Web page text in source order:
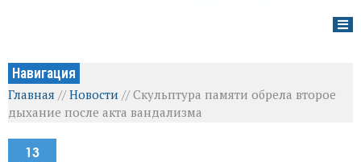
Навигация
Главная //Новости //Скульптура памяти обрела второе
дыхание после акта вандализма
13